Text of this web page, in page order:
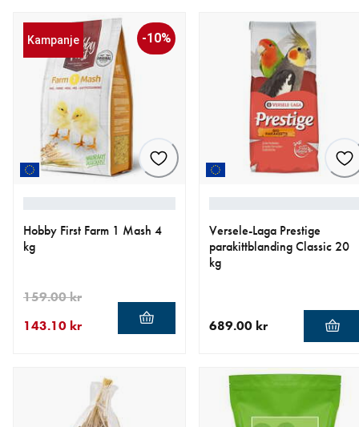
Kampanje -10%
Hobby First Farm 1 Mash 4
kg
143.10 kr
159.00 kr
Versele-Laga Prestige
parakittblanding Classic 20
kg
689.00 kr